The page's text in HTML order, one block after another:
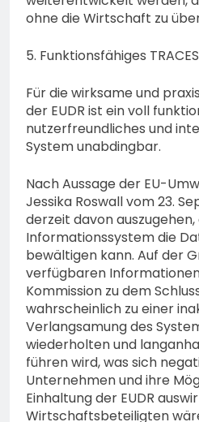
ohne die Wirtschaft zu
5. Funktionsfähiges
Für die wirksame und
der EUDR ist ein voll
nutzerfreundliches und
System unabdingbar.
Nach Aussage der EU-
Jessika Roswall vom 23.
derzeit davon
Informationssystem die
bewältigen kann. Auf der
verfügbaren
Kommission zu dem
wahrscheinlich zu einer
Verlangsamung des
wiederholten und
führen wird, was sich
Unternehmen und ihre
Einhaltung der EUDR
Wirtschaftsbeteiligten